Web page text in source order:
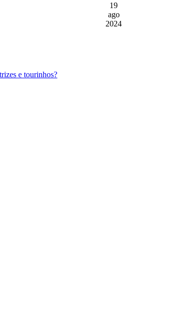
19
ago
2024
e tourinhos?